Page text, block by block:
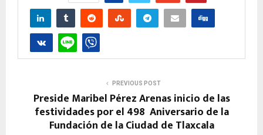
PREVIOUS POST
Preside Maribel Pérez Arenas inicio de las
festividades por el 498º Aniversario de la
Fundación de la Ciudad de Tlaxcala